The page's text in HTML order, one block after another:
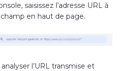
saisissez l’adresse URL à
en haut de page.
l’URL transmise et